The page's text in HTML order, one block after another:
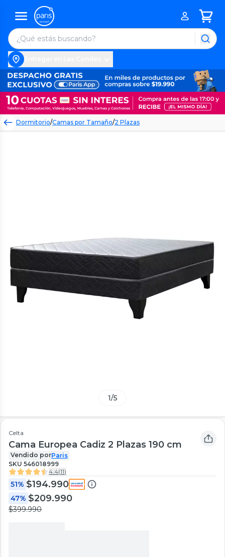
Dormitorio/Camas por Tamaño/2 Plazas
1/5
Celta
Cama Europea Cadiz 2 Plazas 190 cm
Vendido porParis
SKU 546018999
4.4(11)
51% $194.990
47% $209.990
$399.990